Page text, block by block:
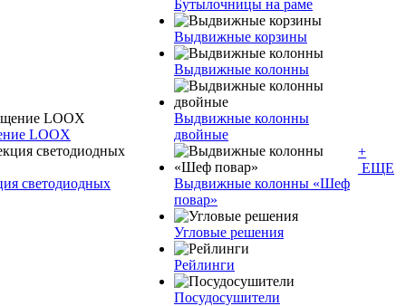
LOOX
светодиодных
Бутылочницы на раме
Выдвижные корзины
Выдвижные колонны
Выдвижные колонны
двойные
Bыдвижные колонны «Шеф
повар»
Угловые решения
Рейлинги
Посудосушители
+
ЕЩЕ